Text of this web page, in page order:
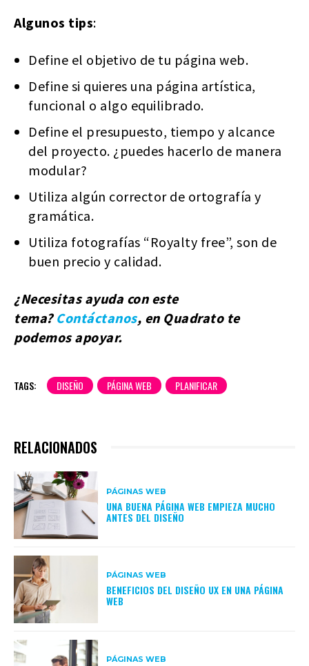
Algunos tips:
Define el objetivo de tu página web.
Define si quieres una página artística,
funcional o algo equilibrado.
Define el presupuesto, tiempo y alcance
del proyecto. ¿puedes hacerlo de manera
modular?
Utiliza algún corrector de ortografía y
gramática.
Utiliza fotografías “Royalty free”, son de
buen precio y calidad.
¿Necesitas ayuda con este
tema? Contáctanos, en Quadrato te
podemos apoyar.
TAGS: DISEÑO PÁGINA WEB PLANIFICAR
RELACIONADOS
PÁGINAS WEB
UNA BUENA PÁGINA WEB EMPIEZA MUCHO
ANTES DEL DISEÑO
PÁGINAS WEB
BENEFICIOS DEL DISEÑO UX EN UNA PÁGINA
WEB
PÁGINAS WEB